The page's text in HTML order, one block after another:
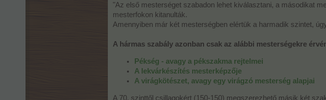
"Az első mesterséget szabadon lehet kiválasztani, a másodikat
mesterfokon kitanulták.
Amennyiben már két mesterségben elértük a harmadik szintet,
A hármas szabály azonban csak az alábbi mesterségekre
Pékség - avagy a pékszakma rejtelmei
A lekvárkészítés mesterképzője
A virágkötészet, avagy egy virágzó mesterség alapjai
A 70. szinttől csillagokért (150-150) megszerezhető másik két